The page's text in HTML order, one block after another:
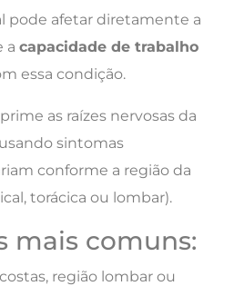
pode afetar diretamente a
a capacidade de trabalho
essa condição.
as raízes nervosas da
sintomas
conforme a região da
torácica ou lombar).
mais comuns:
região lombar ou